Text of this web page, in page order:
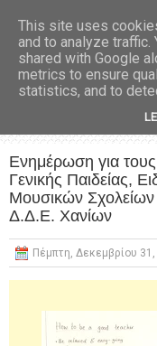
Ενημέρωση για
Γενικής Παιδείας,
Μουσικών
Δ.Δ.Ε. Χανίων
Πέμπτη, Δεκεμβρίου
This site uses
and to analyze traffic.
shared with Google
metrics to ensure
statistics, and to